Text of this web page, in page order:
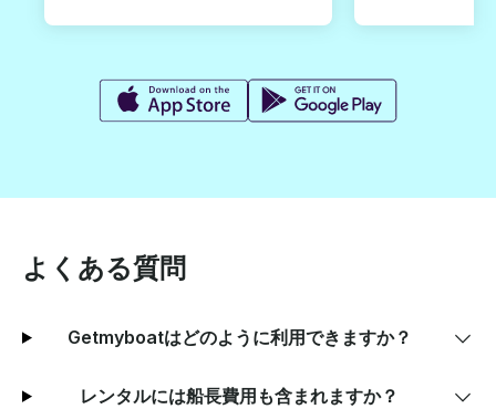
よくある質問
Getmyboatはどのように利用できますか？
レンタルには船長費用も含まれますか？